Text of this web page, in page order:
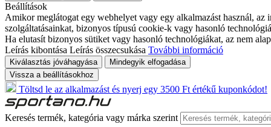
Beállítások
Amikor meglátogat egy webhelyet vagy egy alkalmazást használ,
szolgáltatásainkat, bizonyos típusú cookie-k vagy hasonló
Ha elutasít bizonyos sütiket vagy hasonló technológiákat, az nem
Leírás kibontása Leírás összecsukása További információ
Kiválasztás jóváhagyása
Mindegyik elfogadása
Vissza a beállításokhoz
Töltsd le az alkalmazást és nyerj egy 3500 Ft értékű kuponkódot!
Keresés termék, kategória vagy márka szerint